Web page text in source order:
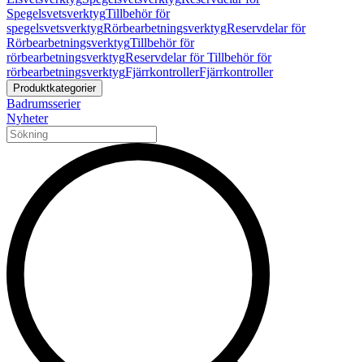
SpegelsvetsverktygTillbehör för
spegelsvetsverktygRörbearbetningsverktygReservdelar för
RörbearbetningsverktygTillbehör för
rörbearbetningsverktygReservdelar för Tillbehör för
rörbearbetningsverktygFjärrkontrollerFjärrkontroller
Produktkategorier
Badrumsserier
Nyheter